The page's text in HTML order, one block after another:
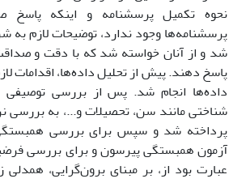
نحوه تکمیل پرسشنامه و اینکه پاسخ
پرسشنامه‌ها وجود ندارد، توضیحات لازم به
شد و از آنان خواسته شد که با دقت و
پاسخ دهند. پیش از تحلیل داده‌ها، اقدامات
داده‌ها انجام شد. پس از بررسی توصیفی
شناختی مانند سن، تحصیلات و...، به بررسی
پرداخته شد و سپس برای بررسی
آزمون همبستگی پیرسون و برای بررسی
عبارت بود از، بر مبنای برون‌گرایی،